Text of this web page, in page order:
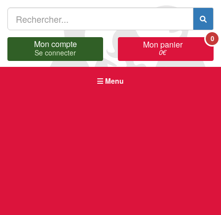
Mon compte
Se connecter
Mon panier
0€
0
Menu